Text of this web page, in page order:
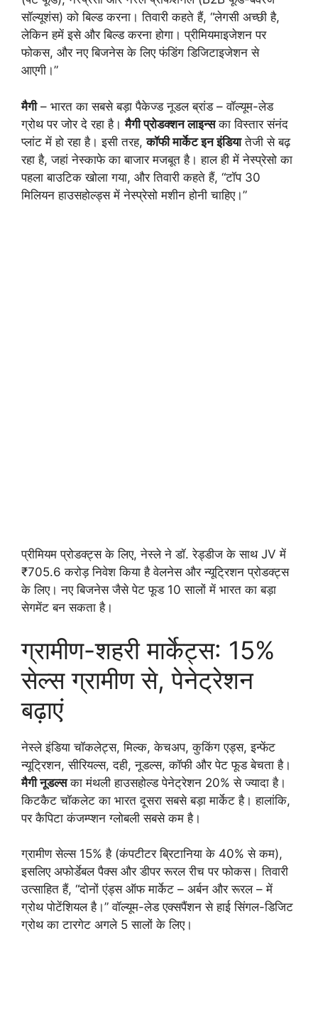
सॉल्यूशंस) को बिल्ड करना। तिवारी कहते हैं, “लेगसी अच्छी है,
लेकिन हमें इसे और बिल्ड करना होगा। प्रीमियमाइजेशन पर
फोकस, और नए बिजनेस के लिए फंडिंग डिजिटाइजेशन से
आएगी।”
मैगी– भारत का सबसे बड़ा पैकेज्ड नूडल ब्रांड – वॉल्यूम-लेड
ग्रोथ पर जोर दे रहा है।मैगी प्रोडक्शन लाइन्सका विस्तार संनंद
प्लांट में हो रहा है। इसी तरह,कॉफी मार्केट इन इंडियातेजी से बढ़
रहा है, जहां नेस्काफे का बाजार मजबूत है। हाल ही में नेस्प्रेसो का
पहला बाउटिक खोला गया, और तिवारी कहते हैं, “टॉप 30
मिलियन हाउसहोल्ड्स में नेस्प्रेसो मशीन होनी चाहिए।”
प्रीमियम प्रोडक्ट्स के लिए, नेस्ले ने डॉ. रेड्डीज के साथ JV में
₹705.6 करोड़ निवेश किया है वेलनेस और न्यूट्रिशन प्रोडक्ट्स
के लिए। नए बिजनेस जैसे पेट फूड 10 सालों में भारत का बड़ा
सेगमेंट बन सकता है।
ग्रामीण-शहरी मार्केट्स: 15%
सेल्स ग्रामीण से, पेनेट्रेशन
बढ़ाएं
नेस्ले इंडिया चॉकलेट्स, मिल्क, केचअप, कुकिंग एड्स, इन्फेंट
न्यूट्रिशन, सीरियल्स, दही, नूडल्स, कॉफी और पेट फूड बेचता है।
मैगी नूडल्सका मंथली हाउसहोल्ड पेनेट्रेशन 20% से ज्यादा है।
किटकैट चॉकलेट का भारत दूसरा सबसे बड़ा मार्केट है। हालांकि,
पर कैपिटा कंजम्प्शन ग्लोबली सबसे कम है।
ग्रामीण सेल्स 15% है (कंपटीटर ब्रिटानिया के 40% से कम),
इसलिए अफोर्डेबल पैक्स और डीपर रूरल रीच पर फोकस। तिवारी
उत्साहित हैं, “दोनों एंड्स ऑफ मार्केट – अर्बन और रूरल – में
ग्रोथ पोटेंशियल है।” वॉल्यूम-लेड एक्सपैंशन से हाई सिंगल-डिजिट
ग्रोथ का टारगेट अगले 5 सालों के लिए।